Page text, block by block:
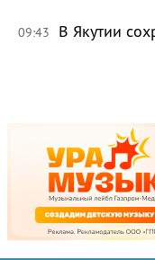
09:43 В Якутии